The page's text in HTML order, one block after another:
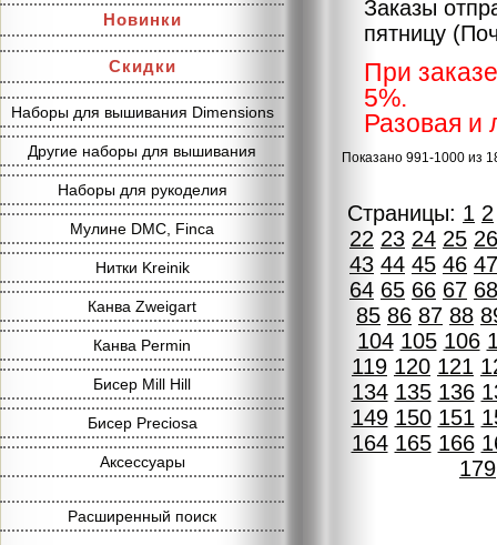
Новинки
Скидки
Наборы для вышивания Dimensions
Другие наборы для вышивания
Наборы для рукоделия
Мулине DMC, Finca
Нитки Kreinik
Канва Zweigart
Канва Permin
Бисер Mill Hill
Бисер Preciosa
Аксессуары
Расширенный поиск
Заказы
пятницу
При
5%.
Разовая и
Показано 991-1000 из
Страницы: 1 2
22 23 24 25 26
43 44 45 46 47
64 65 66 67 68
85 86 87 88
104 105 106
119 120 121
134 135 136
149 150 151
164 165 166
179